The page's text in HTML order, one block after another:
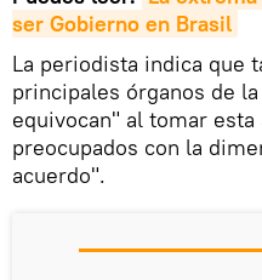
ser Gobierno en Brasil
La periodista indica que
principales órganos de
equivocan" al tomar
preocupados con la
acuerdo".